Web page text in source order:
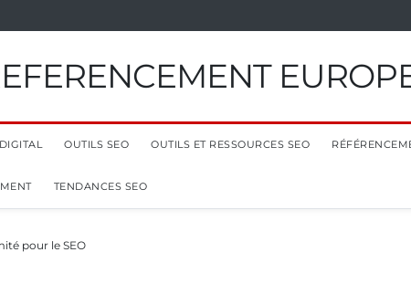
OUTILS SEO OUTILS ET RESSOURCES SEO
TENDANCES SEO
pour le SEO